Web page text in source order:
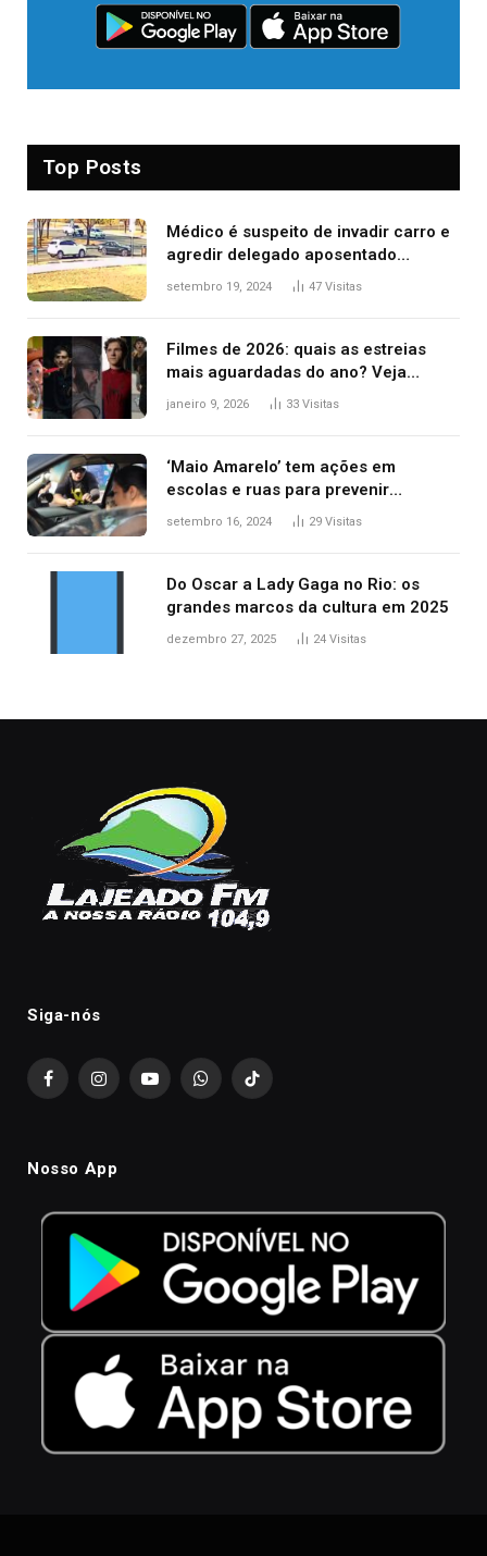
Top Posts
Médico é suspeito de invadir carro e
agredir delegado aposentado
durante confusão no trânsito
setembro 19, 2024 47 Visitas
Filmes de 2026: quais as estreias
mais aguardadas do ano? Veja
principais lançamentos do cinema
janeiro 9, 2026 33 Visitas
‘Maio Amarelo’ tem ações em
escolas e ruas para prevenir
acidentes no trânsito no AP
setembro 16, 2024 29 Visitas
Do Oscar a Lady Gaga no Rio: os
grandes marcos da cultura em 2025
dezembro 27, 2025 24 Visitas
Siga-nós
FacebookInstagramYouTubeWhatsAppTikTok
Nosso App